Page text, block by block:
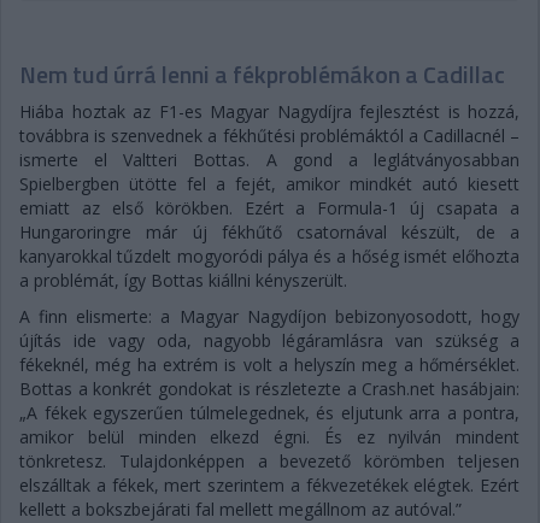
Nem tud úrrá lenni a fékproblémákon a Cadillac
Hiába hoztak az F1-es Magyar Nagydíjra fejlesztést is hozzá,
továbbra is szenvednek a fékhűtési problémáktól a Cadillacnél –
ismerte el Valtteri Bottas. A gond a leglátványosabban
Spielbergben ütötte fel a fejét, amikor mindkét autó kiesett
emiatt az első körökben. Ezért a Formula-1 új csapata a
Hungaroringre már új fékhűtő csatornával készült, de a
kanyarokkal tűzdelt mogyoródi pálya és a hőség ismét előhozta
a problémát, így Bottas kiállni kényszerült.
A finn elismerte: a Magyar Nagydíjon bebizonyosodott, hogy
újítás ide vagy oda, nagyobb légáramlásra van szükség a
fékeknél, még ha extrém is volt a helyszín meg a hőmérséklet.
Bottas a konkrét gondokat is részletezte a Crash.net hasábjain:
„A fékek egyszerűen túlmelegednek, és eljutunk arra a pontra,
amikor belül minden elkezd égni. És ez nyilván mindent
tönkretesz. Tulajdonképpen a bevezető körömben teljesen
elszálltak a fékek, mert szerintem a fékvezetékek elégtek. Ezért
kellett a bokszbejárati fal mellett megállnom az autóval.”